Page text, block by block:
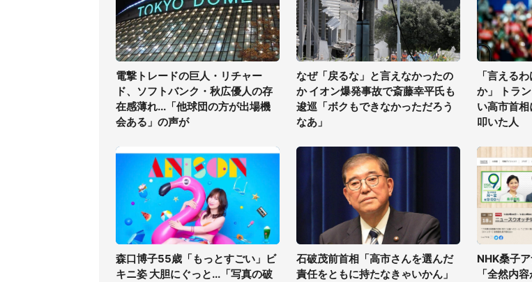
電撃トレードの巨人・リチャー
ド、ソフトバンク・秋広優人の存
在感薄れ...「他球団の方が出場機
会ある」の声が
なぜ「戻るな」と言えなかったの
か イオン爆発事故で斎藤幸平氏も
逡巡「ボクもできなかっただろう
なあ」
「言える
か」 トラ
い高市首
叩いた人
森口博子55歳「もっとすごい」ビ
キニ姿 大胆にぐっと...「写真の破
石破茂前首相「高市さんを選んだ
責任をともに持たなきゃいかん」
NHK桑子
「全然内